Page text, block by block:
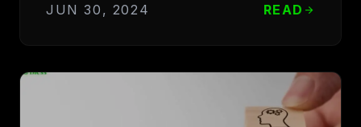
JUN 30, 2024 READ arrow_forward